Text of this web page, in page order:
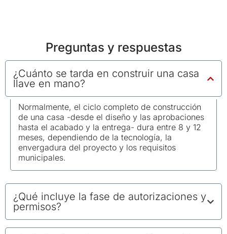
Preguntas y respuestas
¿Cuánto se tarda en construir una casa
llave en mano?
Normalmente, el ciclo completo de construcción
de una casa -desde el diseño y las aprobaciones
hasta el acabado y la entrega- dura entre 8 y 12
meses, dependiendo de la tecnología, la
envergadura del proyecto y los requisitos
municipales.
¿Qué incluye la fase de autorizaciones y
permisos?